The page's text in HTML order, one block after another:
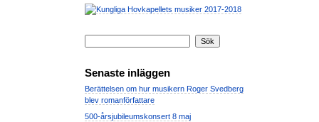
Senaste inläggen
Berättelsen om hur musikern Roger Svedberg
blev romanförfattare
500-årsjubileumskonsert 8 maj